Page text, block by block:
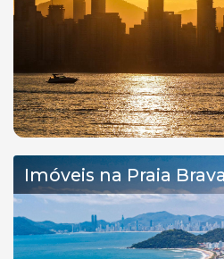
Imóveis na Praia